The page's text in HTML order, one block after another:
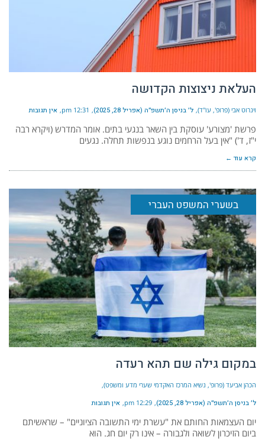
העלאת ניצוצות הקדושה
וינרוט אבי (פרופ', עו"ד) ל׳ בניסן ה׳תשפ״ה (אפריל 28, 2025) 12:31 pm אין תגובות
פרשת 'מצורע' עוסקת בין השאר בנגעי בתים. אומר המדרש (ויקרא רבה
י"ז, ד') "אין בעל הרחמים נוגע בנפשות תחלה. נגעים
קרא עוד ←
בשערי המשפט העברי
במקום גילה שם תהא רעדה
הכהן אביעד (פרופ', נשיא המרכז האקדמי שערי מדע ומשפט)
ל׳ בניסן ה׳תשפ״ה (אפריל 28, 2025) 12:29 pm אין תגובות
יום העצמאות החותם את "עשרת ימי התשובה הציוניים" – שראשיתם
ביום הזיכרון לשואה ולגבורה – אינו רק יום חג. הוא